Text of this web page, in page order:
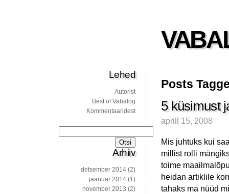
Posts
5 küsimust
aprill 15, 2008
Mis juhtuks kui
millist rolli
toime
heidan artiklile
tahaks ma nüüd
Lehed
Autorist
Best of Vabalog
Kommentaaridest
Arhiiv
detsember 2014 (2)
jaanuar 2014 (1)
november 2013 (2)